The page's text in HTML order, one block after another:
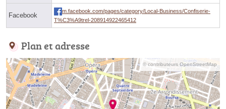
Facebook
m.facebook.com/pages/category/Local-Business/Confiserie-
T%C3%A9trel-208914922465412
Plan et adresse
© contributeurs OpenStreetMap